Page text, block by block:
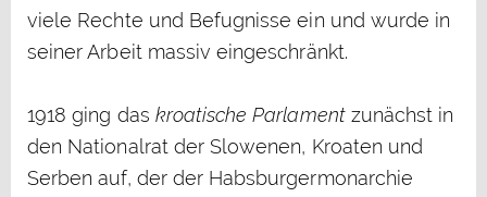
viele Rechte und Befugnisse ein und wurde in
seiner Arbeit massiv eingeschränkt.
1918 ging das kroatische Parlamentzunächst in
den Nationalrat der Slowenen, Kroaten und
Serben auf, der der Habsburgermonarchie